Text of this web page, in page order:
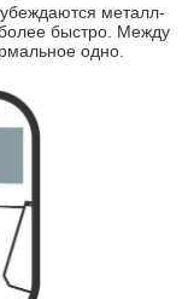
металл-
быстро. Между
одно.